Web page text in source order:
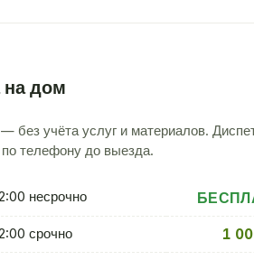
на дом
без учёта услуг и материалов.
по телефону до выезда.
несрочно
срочно 1